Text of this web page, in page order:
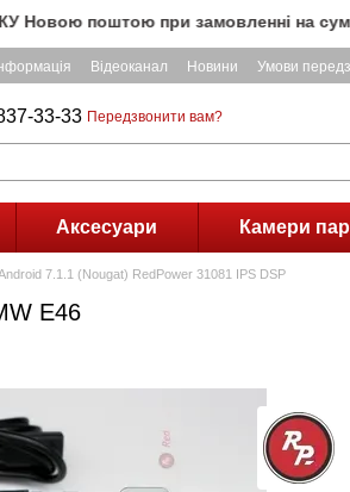
при замовленні на суму
Відеоканал Новини Умови
33-33 Передзвонити вам?
Аксесуари Камери
7.1.1 (Nougat) RedPower 31081 IPS DSP
E46